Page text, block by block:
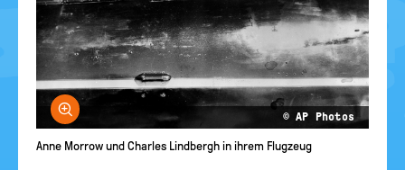
Bild vergrößern
© AP Photos
Anne Morrow und Charles Lindbergh in ihrem Flugzeug